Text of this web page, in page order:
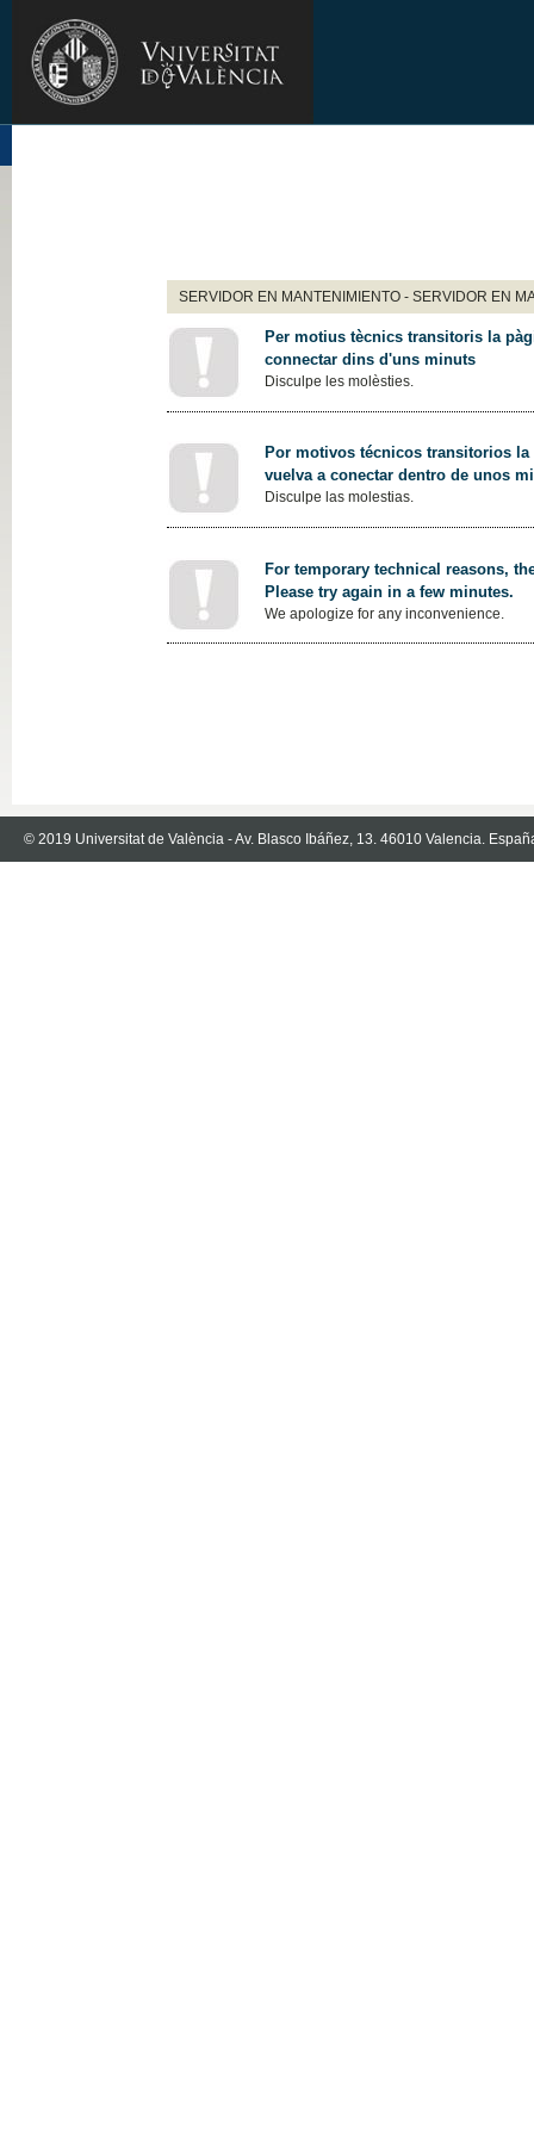
SERVIDOR EN MANTENIMIENTO - SERVIDOR EN
Per motius tècnics transitoris la
connectar dins d'uns minuts
Disculpe les molèsties.
Por motivos técnicos transitorios
vuelva a conectar dentro de unos
Disculpe las molestias.
For temporary technical reasons,
Please try again in a few minutes.
We apologize for any inconvenience.
© 2019 Universitat de València - Av. Blasco Ibáñez, 13. 46010 Valencia.